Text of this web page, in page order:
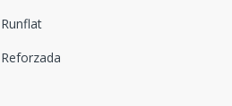
Runflat
Reforzada